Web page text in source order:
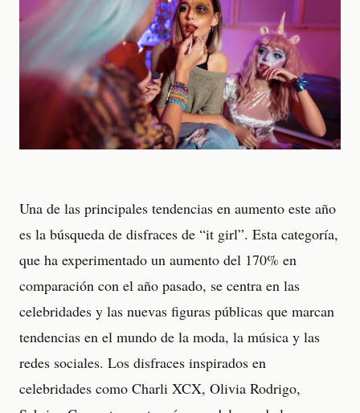
Una de las principales tendencias en aumento este año
es la búsqueda de disfraces de “it girl”. Esta categoría,
que ha experimentado un aumento del 170% en
comparación con el año pasado, se centra en las
celebridades y las nuevas figuras públicas que marcan
tendencias en el mundo de la moda, la música y las
redes sociales. Los disfraces inspirados en
celebridades como Charli XCX, Olivia Rodrigo,